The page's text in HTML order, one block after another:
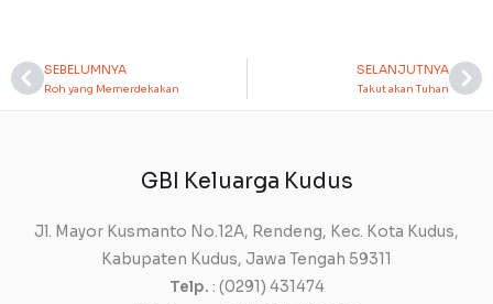
Prev
SEBELUMNYA
Roh yang Memerdekakan
SELANJUTNYA
Takut akan Tuhan
GBI Keluarga Kudus
Jl. Mayor Kusmanto No.12A, Rendeng, Kec. Kota Kudus,
Kabupaten Kudus, Jawa Tengah 59311
Telp. : (0291) 431474